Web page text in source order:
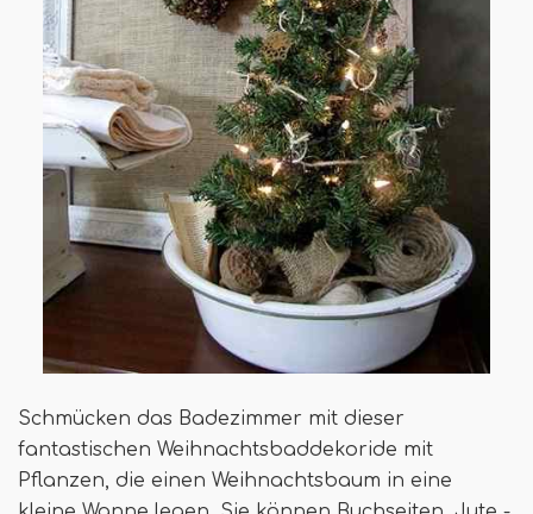
Schmücken das Badezimmer mit dieser
fantastischen Weihnachtsbaddekoride mit
Pflanzen, die einen Weihnachtsbaum in eine